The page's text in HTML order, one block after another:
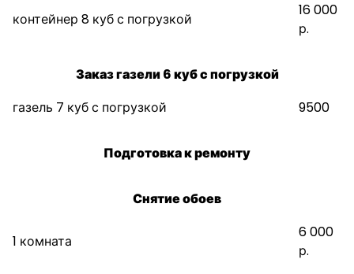
контейнер 8 куб с погрузкой
16 000
р.
Заказ газели 6 куб с погрузкой
газель 7 куб с погрузкой
9500
Подготовка к ремонту
Снятие обоев
1 комната
6 000
р.